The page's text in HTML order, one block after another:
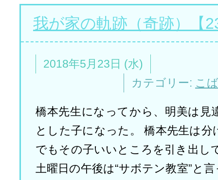
我が家の軌跡（奇跡）【
2018年5月23日 (水)
カテゴリー: こ
橋本先生になってから、明美は見
とした子になった。 橋本先生は
でもその子いいところを引き出し
土曜日の午後は“サボテン教室”と